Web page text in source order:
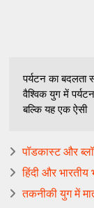
पर्यटन का
वैश्विक युग में
बल्कि यह एक ऐसी
पॉडकास्ट और
हिंदी और
तकनीकी युग में